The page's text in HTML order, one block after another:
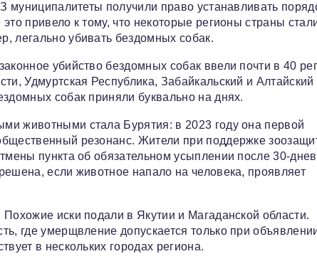
получили право устанавливать
привело к тому, что некоторые регионы страны
легально убивать бездомных собак.
убийство бездомных собак ввели почти в 40
Удмуртская Республика, Забайкальский и Алтайский
собак приняли буквально на днях.
животными стала Бурятия: в 2023 году она первой
резонанс. Жители при поддержке
пункта об обязательном усыплении после
если животное напало на человека, проявляет
иски подали в Якутии и Магаданской области.
где умерщвление допускается только при
в нескольких городах региона.